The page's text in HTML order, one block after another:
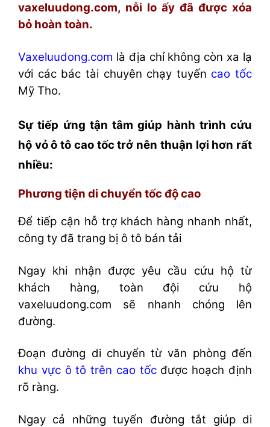
vaxeluudong.com, nỗi lo ấy đã được xóa
bỏ hoàn toàn.
Vaxeluudong.com là địa chỉ không còn xa lạ
với các bác tài chuyên chạy tuyến cao tốc
Mỹ Tho.
Sự tiếp ứng tận tâm giúp hành trình cứu
hộ vỏ ô tô cao tốc trở nên thuận lợi hơn rất
nhiều:
Phương tiện di chuyển tốc độ cao
Để tiếp cận hỗ trợ khách hàng nhanh nhất,
công ty đã trang bị ô tô bán tải
Ngay khi nhận được yêu cầu cứu hộ từ
khách hàng, toàn đội cứu hộ
vaxeluudong.com sẽ nhanh chóng lên
đường.
Đoạn đường di chuyển từ văn phòng đến
khu vực ô tô trên cao tốcđược hoạch định
rõ ràng.
Ngay cả những tuyến đường tắt giúp di